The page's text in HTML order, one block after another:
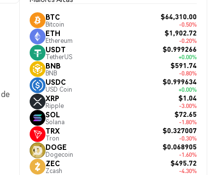
BTC
Bitcoin
$64,310.00
-0.50%
ETH
Ethereum
$1,902.72
-0.20%
USDT
TetherUS
$0.999266
+0.00%
BNB
BNB
$591.74
-0.80%
USDC
USD Coin
$0.999634
+0.00%
XRP
Ripple
$1.04
-3.00%
SOL
Solana
$72.65
-1.80%
TRX
Tron
$0.327007
-0.30%
DOGE
Dogecoin
$0.068905
-1.60%
ZEC
Zcash
$495.72
-4.30%